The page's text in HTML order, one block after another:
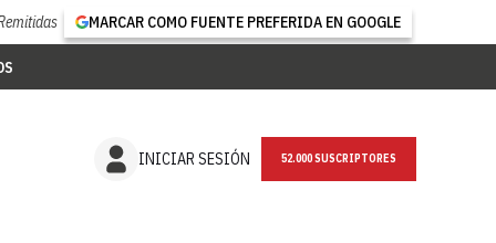
MARCAR COMO FUENTE PREFERIDA EN GOOGLE
INICIAR SESIÓN NEWSLETTER